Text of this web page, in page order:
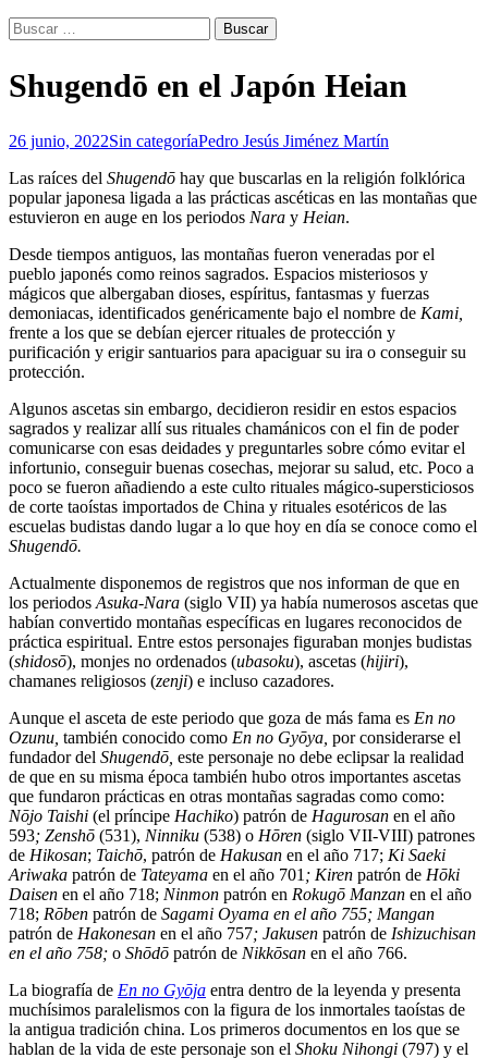
Buscar:
Shugendō en el Japón Heian
26 junio, 2022Sin categoríaPedro Jesús Jiménez Martín
Las raíces del Shugendō hay que buscarlas en la religión folklórica
popular japonesa ligada a las prácticas ascéticas en las montañas que
estuvieron en auge en los periodos Nara y Heian.
Desde tiempos antiguos, las montañas fueron veneradas por el
pueblo japonés como reinos sagrados. Espacios misteriosos y
mágicos que albergaban dioses, espíritus, fantasmas y fuerzas
demoniacas, identificados genéricamente bajo el nombre de Kami,
frente a los que se debían ejercer rituales de protección y
purificación y erigir santuarios para apaciguar su ira o conseguir su
protección.
Algunos ascetas sin embargo, decidieron residir en estos espacios
sagrados y realizar allí sus rituales chamánicos con el fin de poder
comunicarse con esas deidades y preguntarles sobre cómo evitar el
infortunio, conseguir buenas cosechas, mejorar su salud, etc. Poco a
poco se fueron añadiendo a este culto rituales mágico-supersticiosos
de corte taoístas importados de China y rituales esotéricos de las
escuelas budistas dando lugar a lo que hoy en día se conoce como el
Shugendō.
Actualmente disponemos de registros que nos informan de que en
los periodos Asuka-Nara (siglo VII) ya había numerosos ascetas que
habían convertido montañas específicas en lugares reconocidos de
práctica espiritual. Entre estos personajes figuraban monjes budistas
(shidosō), monjes no ordenados (ubasoku), ascetas (hijiri),
chamanes religiosos (zenji) e incluso cazadores.
Aunque el asceta de este periodo que goza de más fama es En no
Ozunu, también conocido como En no Gyōya, por considerarse el
fundador del Shugendō, este personaje no debe eclipsar la realidad
de que en su misma época también hubo otros importantes ascetas
que fundaron prácticas en otras montañas sagradas como como:
Nōjo Taishi (el príncipe Hachiko) patrón de Hagurosan en el año
593; Zenshō (531), Ninniku (538) o Hōren (siglo VII-VIII) patrones
de Hikosan; Taichō, patrón de Hakusan en el año 717; Ki Saeki
Ariwaka patrón de Tateyama en el año 701 ; Kiren patrón de Hōki
Daisen en el año 718; Ninmon patrón en Rokugō Manzan en el año
718; Rōben patrón de Sagami Oyama en el año 755; Mangan
patrón de Hakonesan en el año 757; Jakusen patrón de Ishizuchisan
en el año 758; o Shōdō patrón de Nikkōsan en el año 766.
La biografía de En no Gyōja entra dentro de la leyenda y presenta
muchísimos paralelismos con la figura de los inmortales taoístas de
la antigua tradición china. Los primeros documentos en los que se
hablan de la vida de este personaje son el Shoku Nihongi (797) y el